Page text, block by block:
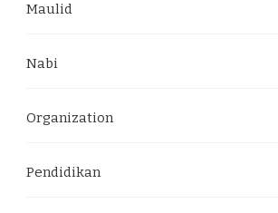
Maulid
Nabi
Organization
Pendidikan